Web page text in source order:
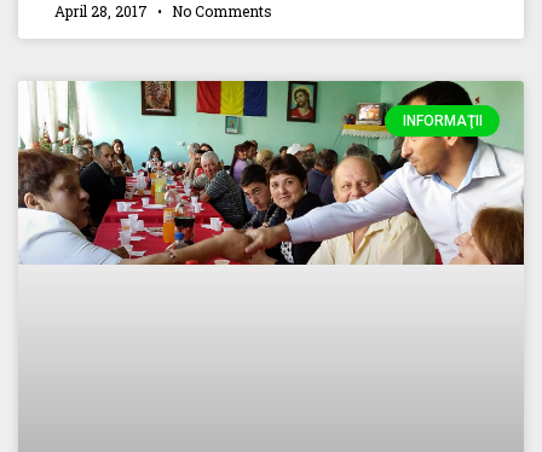
April 28, 2017 No Comments
INFORMAŢII